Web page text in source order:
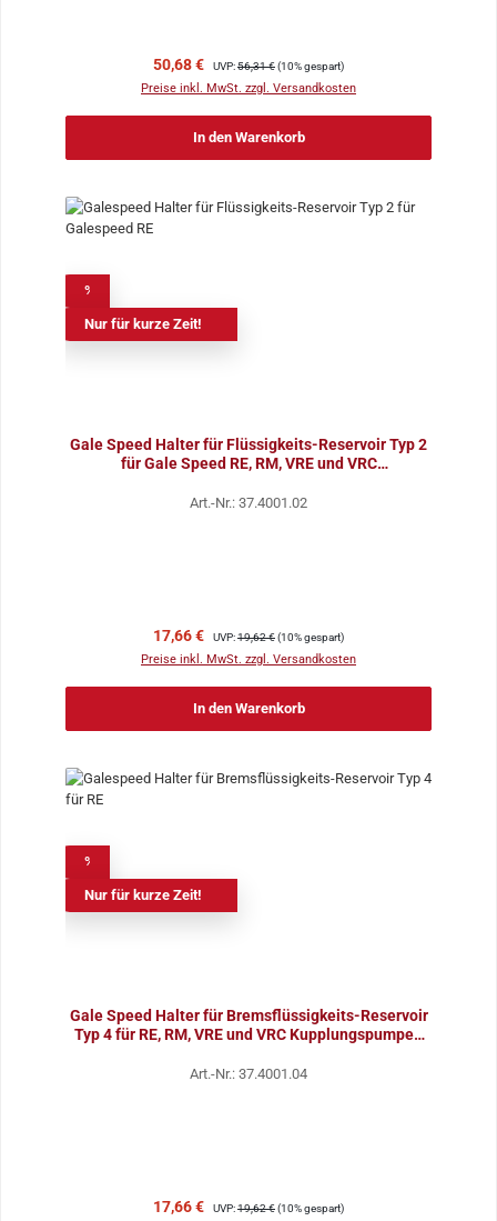
Verkaufspreis:
50,68 € Regulärer Preis:
UVP:56,31 €(10% gespart)
Preise inkl. MwSt. zzgl. Versandkosten
In den Warenkorb
Nur für kurze Zeit!
Gale Speed Halter für Flüssigkeits-Reservoir Typ 2
für Gale Speed RE, RM, VRE und VRC
Art.-Nr.: 37.4001.02
Verkaufspreis:
17,66 € Regulärer Preis:
UVP:19,62 €(10% gespart)
Preise inkl. MwSt. zzgl. Versandkosten
In den Warenkorb
Nur für kurze Zeit!
Gale Speed Halter für Bremsflüssigkeits-Reservoir
Typ 4 für RE, RM, VRE und VRC Kupplungspumpen
Art.-Nr.: 37.4001.04
Verkaufspreis:
17,66 € Regulärer Preis:
UVP:19,62 €(10% gespart)